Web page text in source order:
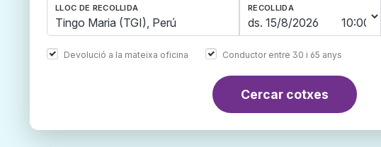
LLOC DE RECOLLIDA RECOLLIDA
Devolució a la mateixa oficina Conductor entre 30 i 65 anys
Cercar cotxes